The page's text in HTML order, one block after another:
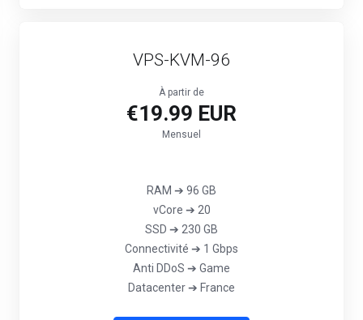
VPS-KVM-96
À partir de
€19.99 EUR
Mensuel
RAM ➔ 96 GB
vCore ➔ 20
SSD ➔ 230 GB
Connectivité ➔ 1 Gbps
‎Anti DDoS ➔ Game
Datacenter ➔ France